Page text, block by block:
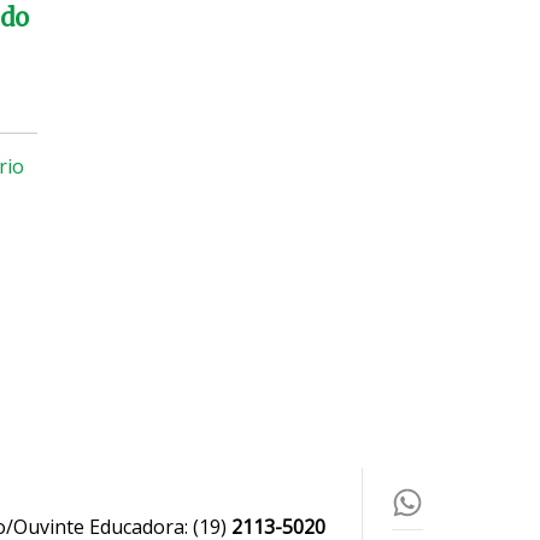
Ouvinte Educadora: (19) 2113-5020